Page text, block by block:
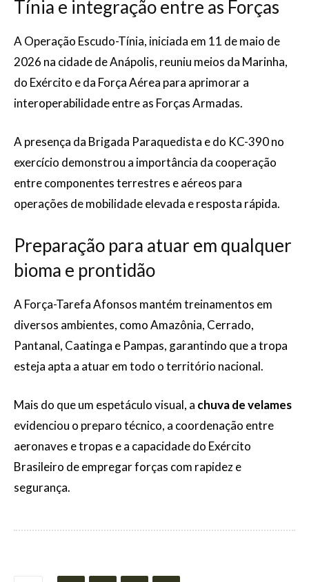
Tínia e integração entre as Forças
A Operação Escudo-Tínia, iniciada em 11 de maio de
2026 na cidade de Anápolis, reuniu meios da Marinha,
do Exército e da Força Aérea para aprimorar a
interoperabilidade entre as Forças Armadas.
A presença da Brigada Paraquedista e do KC-390 no
exercício demonstrou a importância da cooperação
entre componentes terrestres e aéreos para
operações de mobilidade elevada e resposta rápida.
Preparação para atuar em qualquer
bioma e prontidão
A Força-Tarefa Afonsos mantém treinamentos em
diversos ambientes, como Amazônia, Cerrado,
Pantanal, Caatinga e Pampas, garantindo que a tropa
esteja apta a atuar em todo o território nacional.
Mais do que um espetáculo visual, a chuva de velames
evidenciou o preparo técnico, a coordenação entre
aeronaves e tropas e a capacidade do Exército
Brasileiro de empregar forças com rapidez e
segurança.